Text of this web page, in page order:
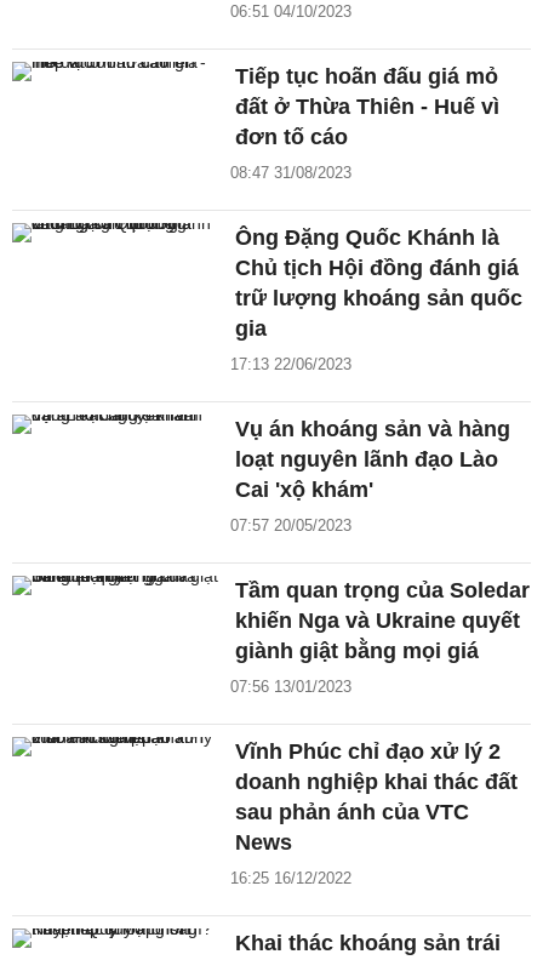
06:51 04/10/2023
Tiếp tục hoãn đấu giá mỏ
đất ở Thừa Thiên - Huế vì
đơn tố cáo
08:47 31/08/2023
Ông Đặng Quốc Khánh là
Chủ tịch Hội đồng đánh giá
trữ lượng khoáng sản quốc
gia
17:13 22/06/2023
Vụ án khoáng sản và hàng
loạt nguyên lãnh đạo Lào
Cai 'xộ khám'
07:57 20/05/2023
Tầm quan trọng của Soledar
khiến Nga và Ukraine quyết
giành giật bằng mọi giá
07:56 13/01/2023
Vĩnh Phúc chỉ đạo xử lý 2
doanh nghiệp khai thác đất
sau phản ánh của VTC
News
16:25 16/12/2022
Khai thác khoáng sản trái